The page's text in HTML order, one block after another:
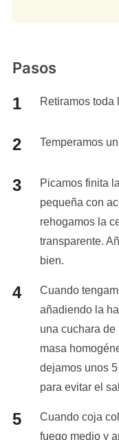
Pasos
Retiramos toda
Temperamos
Picamos finita
pequeña con
rehogamos la
transparente.
bien.
Cuando
añadiendo la
una cuchara de
masa
dejamos unos
para evitar el
Cuando coja
fuego medio y